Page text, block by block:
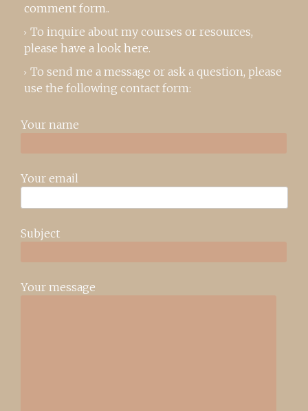
comment form..
To inquire about my courses or resources,
please have a look here.
To send me a message or ask a question, please
use the following contact form:
Your name
Your email
Subject
Your message